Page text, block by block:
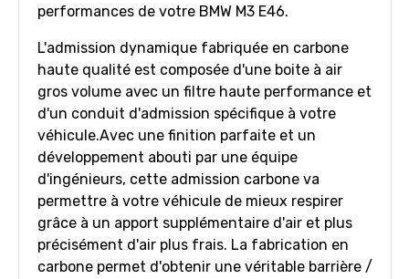
performances de votre BMW M3 E46.
L'admission dynamique fabriquée en carbone
haute qualité est composée d'une boite à air
gros volume avec un filtre haute performance et
d'un conduit d'admission spécifique à votre
véhicule.Avec une finition parfaite et un
développement abouti par une équipe
d'ingénieurs, cette admission carbone va
permettre à votre véhicule de mieux respirer
grâce à un apport supplémentaire d'air et plus
précisément d'air plus frais. La fabrication en
carbone permet d'obtenir une véritable barrière /